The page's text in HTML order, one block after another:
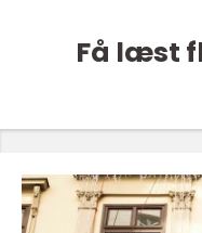
Få læst